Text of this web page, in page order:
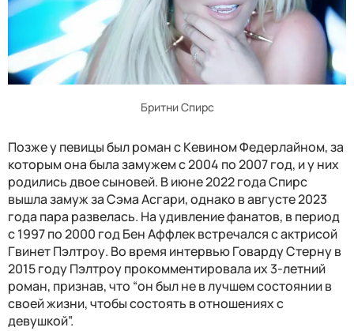
Бритни Спирс
Позже у певицы был роман с Кевином Федерлайном, за
которым она была замужем с 2004 по 2007 год, и у них
родились двое сыновей. В июне 2022 года Спирс
вышла замуж за Сэма Асгари, однако в августе 2023
года пара развелась. На удивление фанатов, в период
с 1997 по 2000 год Бен Аффлек встречался с актрисой
Гвинет Пэлтроу. Во время интервью Говарду Стерну в
2015 году Пэлтроу прокомментировала их 3-летний
роман, признав, что “он был не в лучшем состоянии в
своей жизни, чтобы состоять в отношениях с
девушкой”.